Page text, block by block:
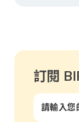
訂閱